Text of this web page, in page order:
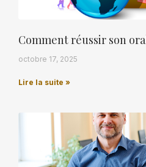
Comment réussir son
octobre 17, 2025
Lire la suite »